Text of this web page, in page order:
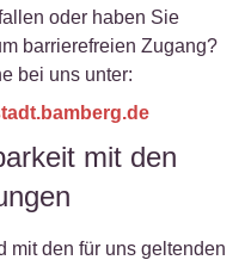
oder haben Sie
barrierefreien Zugang?
bei uns unter:
mit den
mit den für uns geltenden